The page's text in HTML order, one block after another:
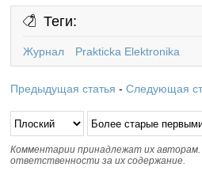
Теги:
Журнал Prakticka Elektronika
Предыдущая статья -Следующая
Комментарии принадлежат их
ответственности за их содержание.